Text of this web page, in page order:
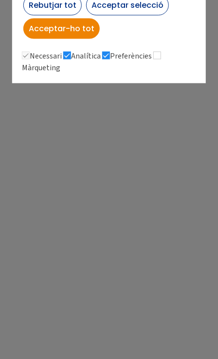
Rebutjar tot Acceptar selecció
Acceptar-ho tot
Necessari Analítica
Preferències
Màrqueting